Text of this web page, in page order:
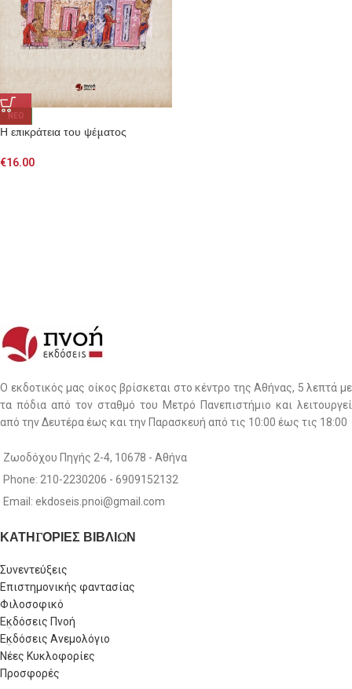
NEO
Η επικράτεια του ψέματος
€16.00
Ο εκδοτικός μας οίκος βρίσκεται στο κέντρο της Αθήνας, 5 λεπτά με
τα πόδια από τον σταθμό του Μετρό Πανεπιστήμιο και λειτουργεί
από την Δευτέρα έως και την Παρασκευή από τις 10:00 έως τις 18:00
Ζωοδόχου Πηγής 2-4, 10678 - Αθήνα
Phone: 210-2230206 - 6909152132
Email: ekdoseis.pnoi@gmail.com
ΚΑΤΗΓΟΡΙΕΣ ΒΙΒΛΙΩΝ
Συνεντεύξεις
Επιστημονικής φαντασίας
Φιλοσοφικό
Εκδόσεις Πνοή
Εκδόσεις Ανεμολόγιο
Νέες Κυκλοφορίες
Προσφορές